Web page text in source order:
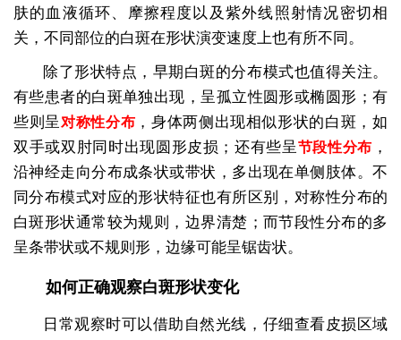
肤的血液循环、摩擦程度以及紫外线照射情况密切相
关，不同部位的白斑在形状演变速度上也有所不同。
除了形状特点，早期白斑的分布模式也值得关注。
有些患者的白斑单独出现，呈孤立性圆形或椭圆形；有
些则呈对称性分布 ，身体两侧出现相似形状的白斑，如
双手或双肘同时出现圆形皮损；还有些呈节段性分布 ，
沿神经走向分布成条状或带状，多出现在单侧肢体。不
同分布模式对应的形状特征也有所区别，对称性分布的
白斑形状通常较为规则，边界清楚；而节段性分布的多
呈条带状或不规则形，边缘可能呈锯齿状。
如何正确观察白斑形状变化
日常观察时可以借助自然光线，仔细查看皮损区域